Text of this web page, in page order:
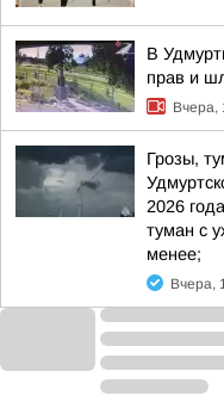
В
прав и
Вчера,
Грозы,
2026
туман с
менее;
Вчера,